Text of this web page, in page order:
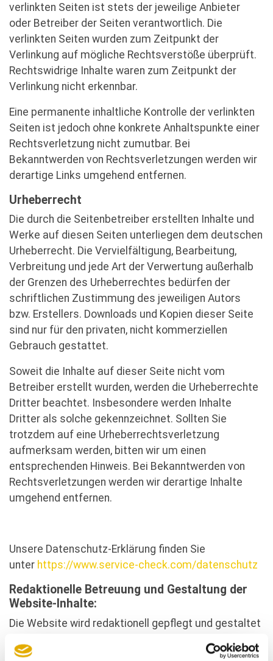
verlinkten Seiten ist stets der jeweilige Anbieter
oder Betreiber der Seiten verantwortlich. Die
verlinkten Seiten wurden zum Zeitpunkt der
Verlinkung auf mögliche Rechtsverstöße überprüft.
Rechtswidrige Inhalte waren zum Zeitpunkt der
Verlinkung nicht erkennbar.
Eine permanente inhaltliche Kontrolle der verlinkten
Seiten ist jedoch ohne konkrete Anhaltspunkte einer
Rechtsverletzung nicht zumutbar. Bei
Bekanntwerden von Rechtsverletzungen werden wir
derartige Links umgehend entfernen.
Urheberrecht
Die durch die Seitenbetreiber erstellten Inhalte und
Werke auf diesen Seiten unterliegen dem deutschen
Urheberrecht. Die Vervielfältigung, Bearbeitung,
Verbreitung und jede Art der Verwertung außerhalb
der Grenzen des Urheberrechtes bedürfen der
schriftlichen Zustimmung des jeweiligen Autors
bzw. Erstellers. Downloads und Kopien dieser Seite
sind nur für den privaten, nicht kommerziellen
Gebrauch gestattet.
Soweit die Inhalte auf dieser Seite nicht vom
Betreiber erstellt wurden, werden die Urheberrechte
Dritter beachtet. Insbesondere werden Inhalte
Dritter als solche gekennzeichnet. Sollten Sie
trotzdem auf eine Urheberrechtsverletzung
aufmerksam werden, bitten wir um einen
entsprechenden Hinweis. Bei Bekanntwerden von
Rechtsverletzungen werden wir derartige Inhalte
umgehend entfernen.
Unsere Datenschutz-Erklärung finden Sie
unter https://www.service-check.com/datenschutz
Redaktionelle Betreuung und Gestaltung der
Website-Inhalte:
Die Website wird redaktionell gepflegt und gestaltet